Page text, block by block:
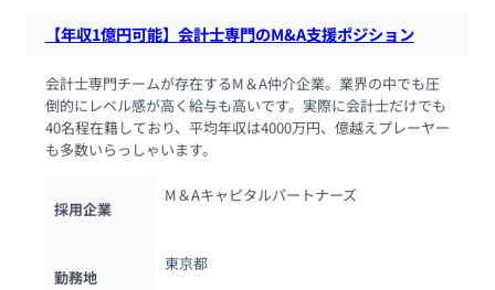
【年収1億円可能】会計士専門のM&A支援ポジション
会計士専門チームが存在するM＆A仲介企業。業界の中でも圧
倒的にレベル感が高く給与も高いです。実際に会計士だけでも
40名程在籍しており、平均年収は4000万円、億越えプレーヤー
も多数いらっしゃいます。
採用企業
M＆Aキャピタルパートナーズ
勤務地
東京都